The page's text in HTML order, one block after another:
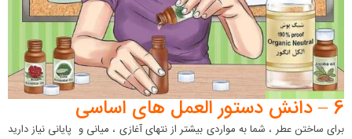
6 – دانش دستور العمل های اساسی
برای ساختن عطر ، شما به مواردی بیشتر از نتهای آغازی ، میانی و پایانی نیاز دارید